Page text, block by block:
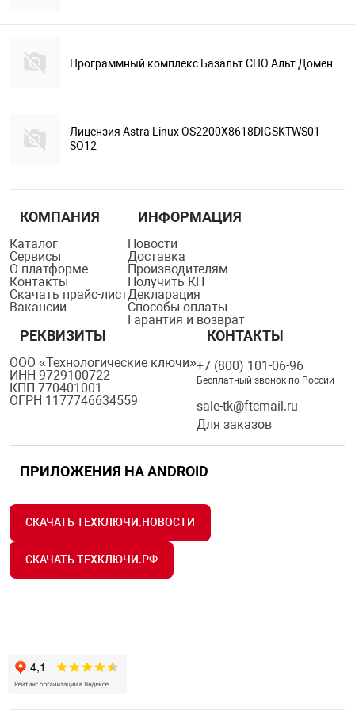
Программный комплекс Базальт СПО Альт Домен
Лицензия Astra Linux OS2200X8618DIGSKTWS01-
SO12
КОМПАНИЯ
Каталог
Сервисы
О платформе
Контакты
Скачать прайс-лист
Вакансии
ИНФОРМАЦИЯ
Новости
Доставка
Производителям
Получить КП
Декларация
Способы оплаты
Гарантия и возврат
РЕКВИЗИТЫ
ООО «Технологические ключи»
ИНН 9729100722
КПП 770401001
ОГРН 1177746634559
КОНТАКТЫ
+7 (800) 101-06-96
Бесплатный звонок по России
sale-tk@ftcmail.ru
Для заказов
ПРИЛОЖЕНИЯ НА ANDROID
СКАЧАТЬ ТЕХКЛЮЧИ.НОВОСТИ
СКАЧАТЬ ТЕХКЛЮЧИ.РФ